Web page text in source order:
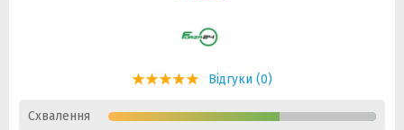
Відгуки (0)
Схвалення